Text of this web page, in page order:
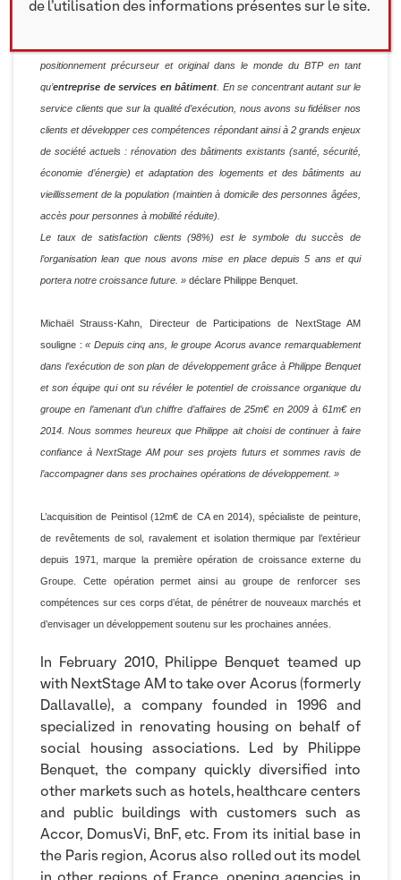
positionnement précurseur et original dans le monde du BTP en tant
qu’entreprise de services en bâtiment . En se concentrant autant sur le
service clients que sur la qualité d’exécution, nous avons su fidéliser nos
clients et développer ces compétences répondant ainsi à 2 grands enjeux
de société actuels : rénovation des bâtiments existants (santé, sécurité,
économie d’énergie) et adaptation des logements et des bâtiments au
vieillissement de la population (maintien à domicile des personnes âgées,
accès pour personnes à mobilité réduite).
Le taux de satisfaction clients (98%) est le symbole du succès de
l’organisation lean que nous avons mise en place depuis 5 ans et qui
portera notre croissance future. » déclare Philippe Benquet.
Michaël Strauss-Kahn, Directeur de Participations de NextStage AM
souligne :« Depuis cinq ans, le groupe Acorus avance remarquablement
dans l’exécution de son plan de développement grâce à Philippe Benquet
et son équipe qui ont su révéler le potentiel de croissance organique du
groupe en l’amenant d’un chiffre d’affaires de 25m€ en 2009 à 61m€ en
2014. Nous sommes heureux que Philippe ait choisi de continuer à faire
confiance à NextStage AM pour ses projets futurs et sommes ravis de
l’accompagner dans ses prochaines opérations de développement. »
L’acquisition de Peintisol (12m€ de CA en 2014), spécialiste de peinture,
de revêtements de sol, ravalement et isolation thermique par l’extérieur
depuis 1971, marque la première opération de croissance externe du
Groupe. Cette opération permet ainsi au groupe de renforcer ses
compétences sur ces corps d’état, de pénétrer de nouveaux marchés et
d’envisager un développement soutenu sur les prochaines années.
In February 2010, Philippe Benquet teamed up
with NextStage AM to take over Acorus (formerly
Dallavalle), a company founded in 1996 and
specialized in renovating housing on behalf of
social housing associations. Led by Philippe
Benquet, the company quickly diversified into
other markets such as hotels, healthcare centers
and public buildings with customers such as
Accor, DomusVi, BnF, etc. From its initial base in
the Paris region, Acorus also rolled out its model
de l’utilisation des informations présentes sur le site.